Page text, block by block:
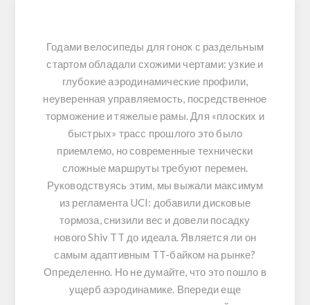
Годами велосипеды для гонок с раздельным
стартом обладали схожими чертами: узкие и
глубокие аэродинамические профили,
неуверенная управляемость, посредственное
торможение и тяжелые рамы. Для «плоских и
быстрых» трасс прошлого это было
приемлемо, но современные технически
сложные маршруты требуют перемен.
Руководствуясь этим, мы выжали максимум
из регламента UCI: добавили дисковые
тормоза, снизили вес и довели посадку
нового Shiv TT до идеала. Является ли он
самым адаптивным TT-байком на рынке?
Определенно. Но не думайте, что это пошло в
ущерб аэродинамике. Впереди еще